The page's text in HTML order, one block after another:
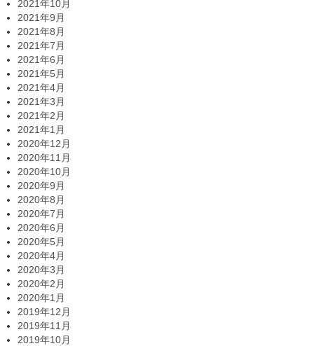
2021年10月
2021年9月
2021年8月
2021年7月
2021年6月
2021年5月
2021年4月
2021年3月
2021年2月
2021年1月
2020年12月
2020年11月
2020年10月
2020年9月
2020年8月
2020年7月
2020年6月
2020年5月
2020年4月
2020年3月
2020年2月
2020年1月
2019年12月
2019年11月
2019年10月